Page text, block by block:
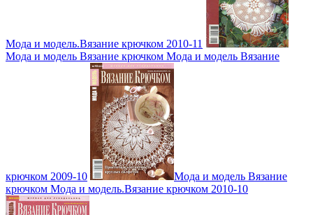
Мода и модель.Вязание крючком 2010-11
Мода и модель Вязание крючком Мода и модель Вязание
крючком 2009-10
Мода и модель Вязание
крючком Мода и модель.Вязание крючком 2010-10